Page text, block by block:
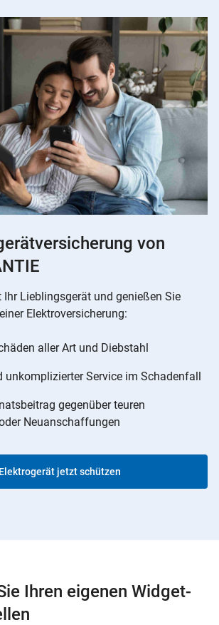
von
Ihr Lieblingsgerät und genießen Sie
Elektroversicherung:
aller Art und Diebstahl
unkomplizierter Service im Schadenfall
gegenüber teuren
Neuanschaffungen
Elektrogerät jetzt schützen
Ihren eigenen Widget-